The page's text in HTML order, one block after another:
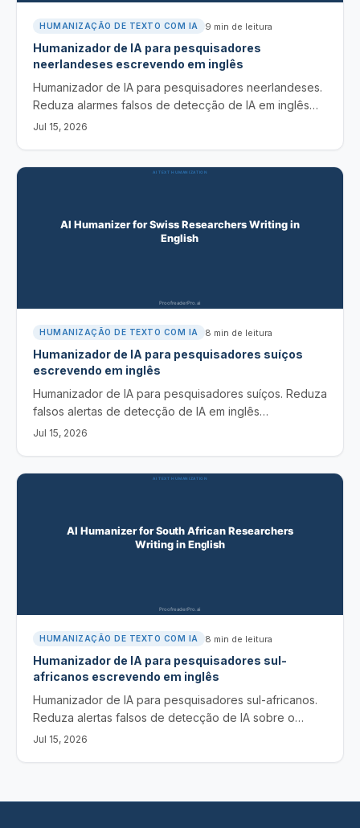
HUMANIZAÇÃO DE TEXTO COM IA 9 min de leitura
Humanizador de IA para pesquisadores
neerlandeses escrevendo em inglês
Humanizador de IA para pesquisadores neerlandeses.
Reduza alarmes falsos de detecção de IA em inglês
influenciado pelo neerlandês, mantenha o sentido e as
Jul 15, 2026
HUMANIZAÇÃO DE TEXTO COM IA 8 min de leitura
Humanizador de IA para pesquisadores suíços
escrevendo em inglês
Humanizador de IA para pesquisadores suíços. Reduza
falsos alertas de detecção de IA em inglês
influenciado pelo alemão e pelo francês, preservando
Jul 15, 2026
HUMANIZAÇÃO DE TEXTO COM IA 8 min de leitura
Humanizador de IA para pesquisadores sul-
africanos escrevendo em inglês
Humanizador de IA para pesquisadores sul-africanos.
Reduza alertas falsos de detecção de IA sobre o
inglês sul-africano, mantenha o seu sentido e as
Jul 15, 2026